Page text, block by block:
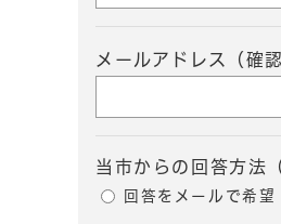
メールアドレス（確
当市からの回答方法 （
回答をメールで希望